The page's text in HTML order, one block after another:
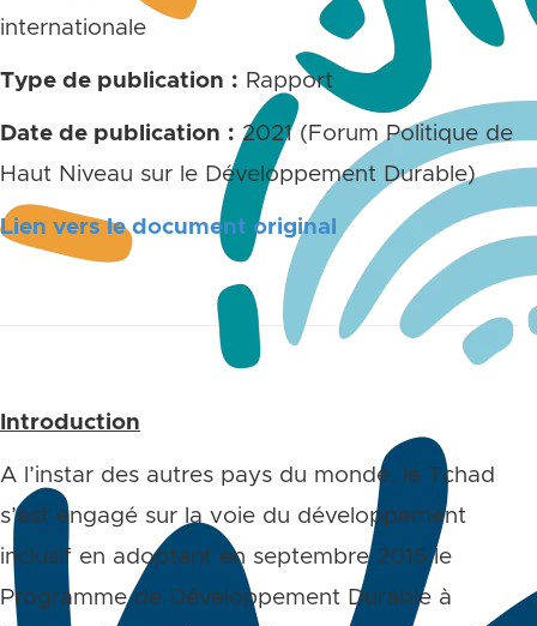
internationale
Type de publication : Rapport
Date de publication : 2021 (Forum Politique de
Haut Niveau sur le Développement Durable)
Lien vers le document original
Introduction
A l’instar des autres pays du monde, le Tchad
s’est engagé sur la voie du développement
inclusif en adoptant en septembre 2015 le
Programme de Développement Durable à